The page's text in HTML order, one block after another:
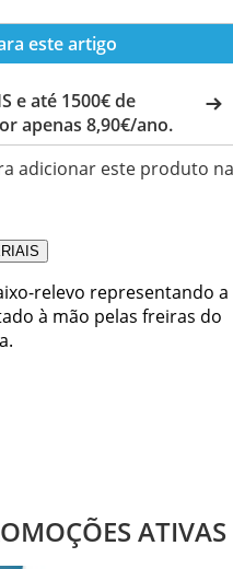
este artigo
e até 1500€ de
apenas 8,90€/ano.
adicionar este produto na
relevo representando a
à mão pelas freiras do
ATIVAS